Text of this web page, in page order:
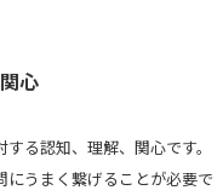
心
る認知、理解、関心です。
にうまく繋げることが必要で